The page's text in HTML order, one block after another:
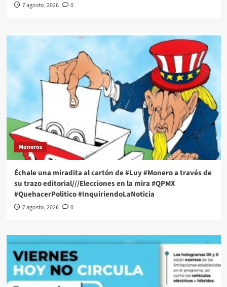
7 agosto, 2026 0
Moneros
Échale una miradita al cartón de #Luy #Monero a través de
su trazo editorial///Elecciones en la mira #QPMX
#QuehacerPolitico #InquiriendoLaNoticia
7 agosto, 2026 0